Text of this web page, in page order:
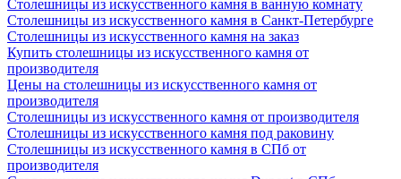
Столешницы из искусственного камня в ванную комнату
Столешницы из искусственного камня в Санкт-Петербурге
Столешницы из искусственного камня на заказ
Купить столешницы из искусственного камня от
производителя
Цены на столешницы из искусственного камня от
производителя
Столешницы из искусственного камня от производителя
Столешницы из искусственного камня под раковину
Столешницы из искусственного камня в СПб от
производителя